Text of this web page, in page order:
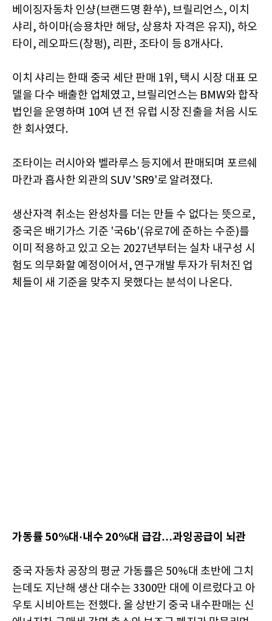
베이징자동차 인샹(브랜드명 환쑤), 브릴리언스, 이치
샤리, 하이마(승용차만 해당, 상용차 자격은 유지), 하오
타이, 레오파드(창펑), 리판, 조타이 등 8개사다.
이치 샤리는 한때 중국 세단 판매 1위, 택시 시장 대표 모
델을 다수 배출한 업체였고, 브릴리언스는 BMW와 합작
법인을 운영하며 10여 년 전 유럽 시장 진출을 처음 시도
한 회사였다.
조타이는 러시아와 벨라루스 등지에서 판매되며 포르쉐
마칸과 흡사한 외관의 SUV 'SR9'로 알려졌다.
생산자격 취소는 완성차를 더는 만들 수 없다는 뜻으로,
중국은 배기가스 기준 '국6b'(유로7에 준하는 수준)를
이미 적용하고 있고 오는 2027년부터는 실차 내구성 시
험도 의무화할 예정이어서, 연구개발 투자가 뒤처진 업
체들이 새 기준을 맞추지 못했다는 분석이 나온다.
가동률 50%대·내수 20%대 급감…과잉공급이 뇌관
중국 자동차 공장의 평균 가동률은 50%대 초반에 그치
는데도 지난해 생산 대수는 3300만 대에 이르렀다고 아
우토 시비아트는 전했다. 올 상반기 중국 내수판매는 신